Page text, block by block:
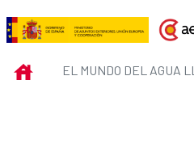
Saut au contenu principal
El mundo del
INICIO